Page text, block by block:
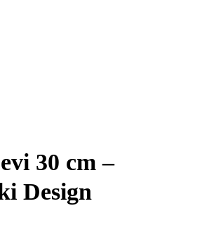
30 cm –
Design